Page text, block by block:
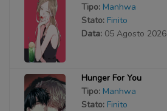
Tipo: Manhwa
Stato: Finito
Data: 05 Agosto 2026
Hunger For You
Tipo: Manhwa
Stato: Finito